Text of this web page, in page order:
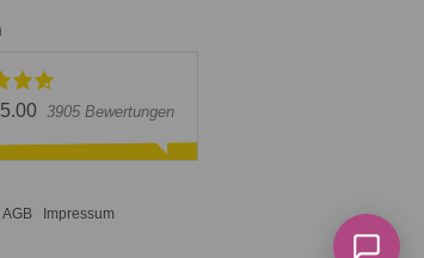
5.00 3905 Bewertungen
AGB Impressum